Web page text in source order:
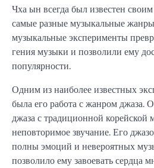
Чха ын всегда был известен
самые разные музыкальные
музыкальные эксперименты
гения музыки и позволили ему
популярности.
Одним из наиболее известных
была его работа с жанром джаза.
джаза с традиционной корейской
неповторимое звучание. Его
полны эмоций и невероятных
позволило ему завоевать сердца